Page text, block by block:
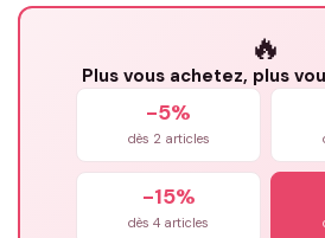
🔥
Plus vous achetez, plus
-5%
dès 2 articles
-15%
dès 4 articles